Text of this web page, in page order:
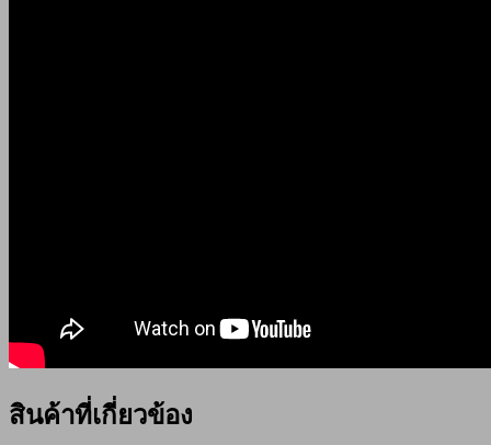
สินค้าที่เกี่ยวข้อง